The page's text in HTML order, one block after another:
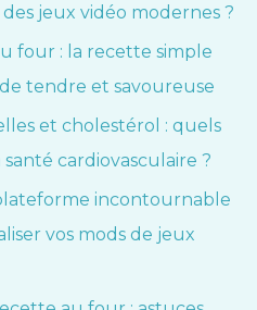
jeux vidéo modernes ?
four : la recette simple
tendre et savoureuse
et cholestérol : quels
cardiovasculaire ?
incontournable
vos mods de jeux